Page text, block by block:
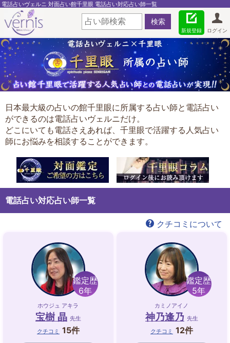
電話占いヴェルニ 対面占い館千里眼 電話占い対応占い師一覧
ログイン
新規登録
日本最大級の占いの館千里眼に所属する占い師と電話占い
ができるのは電話占いヴェルニだけ。
どこにいても電話さえあれば、千里眼で活躍する人気占い
師にお悩みを相談することができます。
電話占い対応占い師一覧
クチコミについて
鑑定歴
6年
ホウジュ アキラ
宝樹 晶 先生
クチコミ 15件
鑑定歴
5年
カミノアイノ
神乃逢乃 先生
クチコミ 12件